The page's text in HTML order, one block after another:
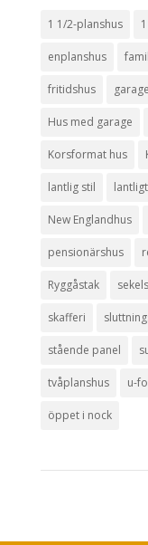
1 1/2-planshus
enplanshus
fritidshus garage
Hus med garage
Korsformat hus
lantlig stil lantligt
New Englandhus
pensionärshus
Ryggåstak
skafferi
stående panel
tvåplanshus u-
öppet i nock